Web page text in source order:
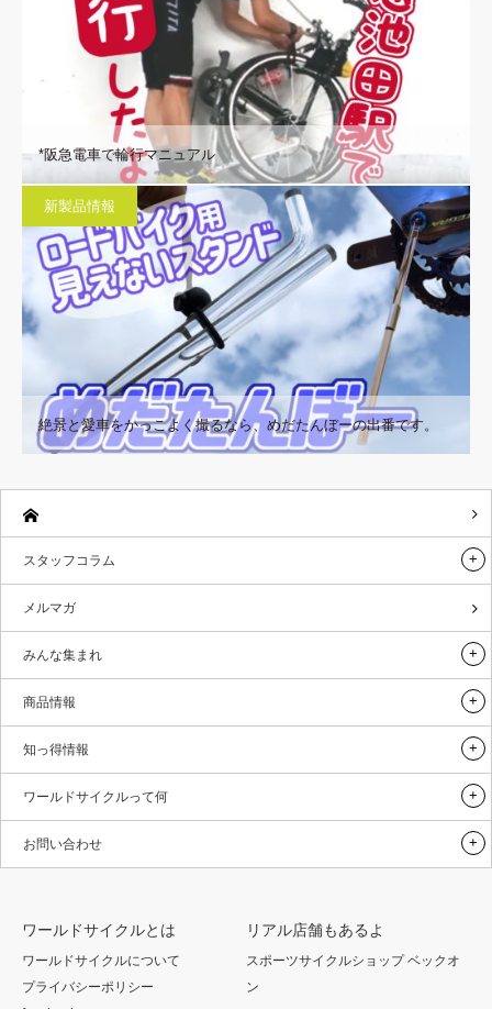
*阪急電車で輪行マニュアル
新製品情報
絶景と愛車をかっこよく撮るなら、めだたんぼーの出番です。
スタッフコラム
メルマガ
みんな集まれ
商品情報
知っ得情報
ワールドサイクルって何
お問い合わせ
ワールドサイクルとは
ワールドサイクルについて
プライバシーポリシー
リアル店舗もあるよ
スポーツサイクルショップ ベックオ
ン